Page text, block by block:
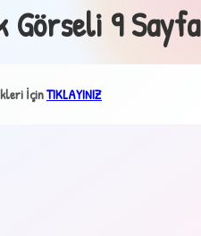
Görseli 9 Sayfa
İçinTIKLAYINIZ